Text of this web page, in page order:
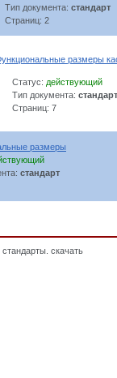
Тип документа: стандарт
Страниц: 2
размеры
Статус: действующий
Тип документа: стандарт
Страниц: 7
размеры
стандарт
скачать